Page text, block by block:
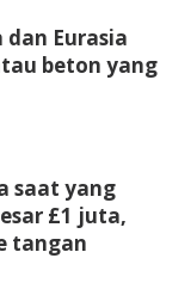
Eurasia
beton yang
saat yang
£1 juta,
tangan